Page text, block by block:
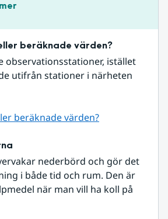
beräknade värden?
observationsstationer, istället
utifrån stationer i närheten
beräknade värden?
nederbörd och gör det
i både tid och rum. Den är
när man vill ha koll på